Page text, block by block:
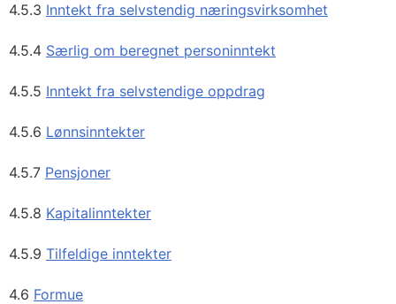
4.5.3 Inntekt fra selvstendig næringsvirksomhet
4.5.4 Særlig om beregnet personinntekt
4.5.5 Inntekt fra selvstendige oppdrag
4.5.6 Lønnsinntekter
4.5.7 Pensjoner
4.5.8 Kapitalinntekter
4.5.9 Tilfeldige inntekter
4.6 Formue